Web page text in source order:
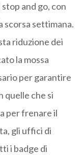
and go, con
scorsa settimana.
riduzione dei
la mossa
per garantire
quelle che si
per frenare il
gli uffici di
i badge di